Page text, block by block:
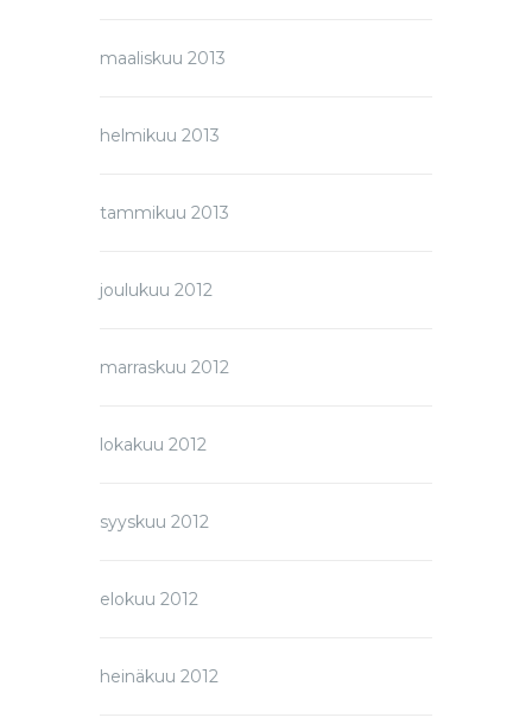
maaliskuu 2013
helmikuu 2013
tammikuu 2013
joulukuu 2012
marraskuu 2012
lokakuu 2012
syyskuu 2012
elokuu 2012
heinäkuu 2012